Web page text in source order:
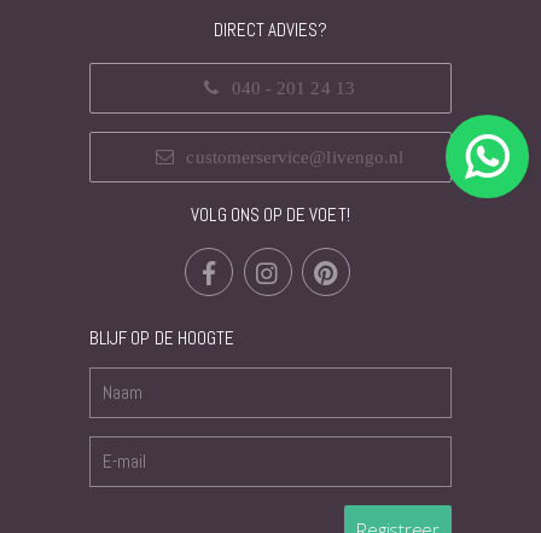
DIRECT ADVIES?
040 - 201 24 13
customerservice@livengo.nl
VOLG ONS OP DE VOET!
BLIJF OP DE HOOGTE